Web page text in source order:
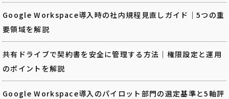
Google Workspace導入時の社内規程見直しガイド｜5つの重
要領域を解説
共有ドライブで契約書を安全に管理する方法｜権限設定と運用
のポイントを解説
Google Workspace導入のパイロット部門の選定基準と5軸評